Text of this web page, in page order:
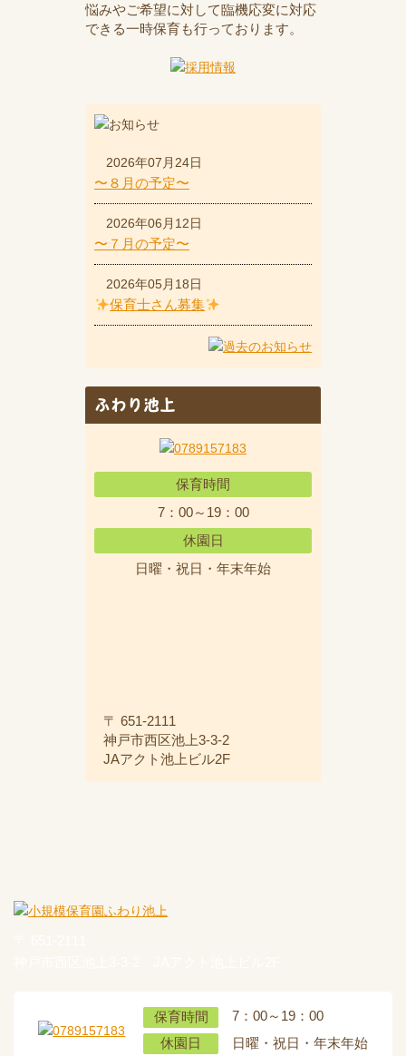
悩みやご希望に対して臨機応変に対応
できる一時保育も行っております。
2026年07月24日
〜８月の予定〜
2026年06月12日
〜７月の予定〜
2026年05月18日
保育士さん募集
ふわり池上
保育時間
7：00～19：00
休園日
日曜・祝日・年末年始
〒 651-2111
神戸市西区池上3-3-2
JAアクト池上ビル2F
保育時間
7：00～19：00
休園日
日曜・祝日・年末年始